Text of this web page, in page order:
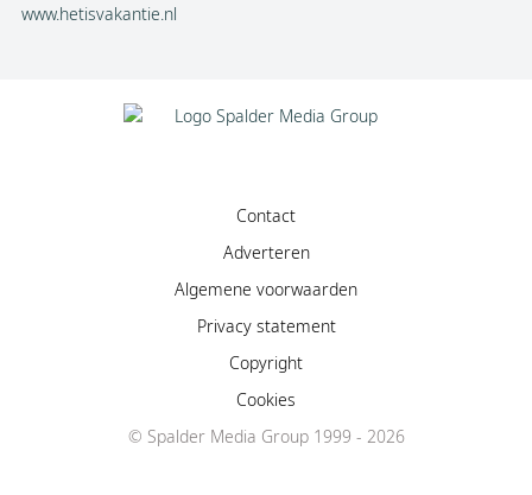
Facebook
www.hetisvakantie.nl
Contact
Adverteren
Algemene voorwaarden
Privacy statement
Copyright
Cookies
© Spalder Media Group 1999 - 2026